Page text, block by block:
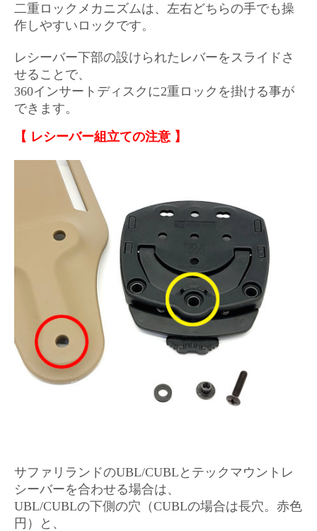
二重ロックメカニズムは、左右どちらの手でも操
作しやすいロックです。
レシーバー下部の設けられたレバーをスライドさ
せることで、
360インサートディスクに2重ロックを掛ける事が
できます。
【 レシーバー組立ての注意 】
サファリランドのUBL/CUBLとテックマウントレ
シーバーを合わせる場合は、
UBL/CUBLの下側の穴（CUBLの場合は長穴。赤色
円）と、